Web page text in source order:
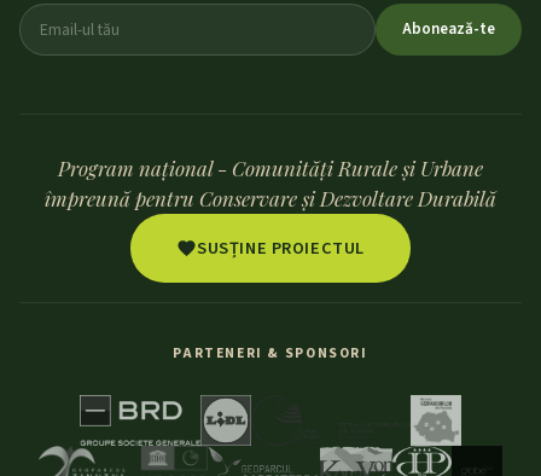
Abonează-te
Program național - Comunități Rurale și Urbane
împreună pentru Conservare și Dezvoltare Durabilă
SUSȚINE PROIECTUL
PARTENERI & SPONSORI